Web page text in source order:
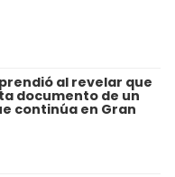
al revelar que
documento de un
continúa en Gran